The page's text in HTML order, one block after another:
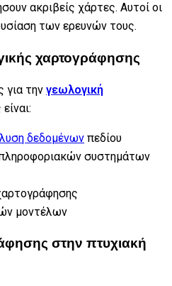
ακριβείς χάρτες. Αυτοί οι
των ερευνών τους.
χαρτογράφησης
για την γεωλογική
δεδομένων πεδίου
συστημάτων
μοντέλων
στην πτυχιακή